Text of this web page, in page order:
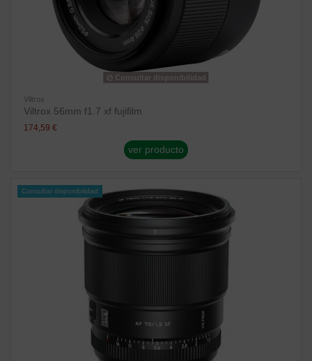
Consultar disponibilidad
Viltrox
Viltrox 56mm f1.7 xf fujifilm
174,59 €
ver producto
Consultar disponibilidad